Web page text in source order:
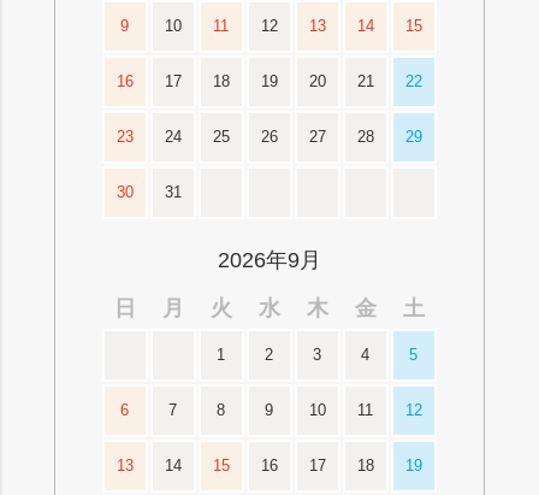
9 10 11 12 13 14 15
16 17 18 19 20 21 22
23 24 25 26 27 28 29
30 31
2026年9月
日
月 火 水 木 金 土
1 2 3 4 5
6 7 8 9 10 11 12
13 14 15 16 17 18 19